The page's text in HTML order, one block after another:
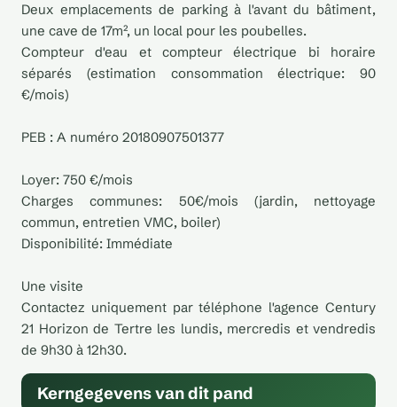
Deux emplacements de parking à l'avant du bâtiment,
une cave de 17m², un local pour les poubelles.
Compteur d'eau et compteur électrique bi horaire
séparés (estimation consommation électrique: 90
€/mois)
PEB : A numéro 20180907501377
Loyer: 750 €/mois
Charges communes: 50€/mois (jardin, nettoyage
commun, entretien VMC, boiler)
Disponibilité: Immédiate
Une visite
Contactez uniquement par téléphone l'agence Century
21 Horizon de Tertre les lundis, mercredis et vendredis
de 9h30 à 12h30.
Kerngegevens van dit pand